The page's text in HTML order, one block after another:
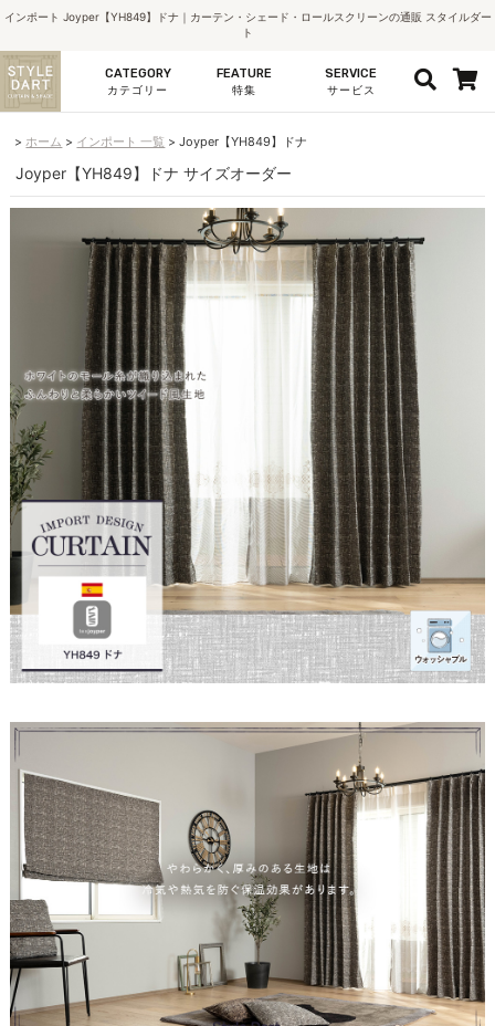
インポート Joyper【YH849】ドナ｜カーテン・シェード・ロールスクリーンの通販 スタイルダー
ト
CATEGORY
カテゴリー
FEATURE
特集
SERVICE
サービス
ホーム インポート 一覧 Joyper【YH849】ドナ
Joyper【YH849】ドナ サイズオーダー